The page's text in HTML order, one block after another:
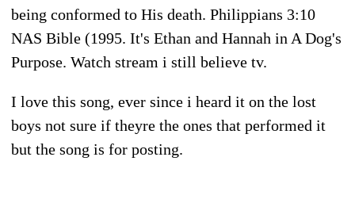
being conformed to His death. Philippians 3:10
NAS Bible (1995. It's Ethan and Hannah in A Dog's
Purpose. Watch stream i still believe tv.
I love this song, ever since i heard it on the lost
boys not sure if theyre the ones that performed it
but the song is for posting.